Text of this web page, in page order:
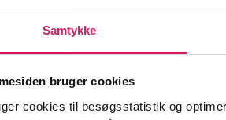
Samtykke
bruger cookies
cookies til besøgsstatistik og